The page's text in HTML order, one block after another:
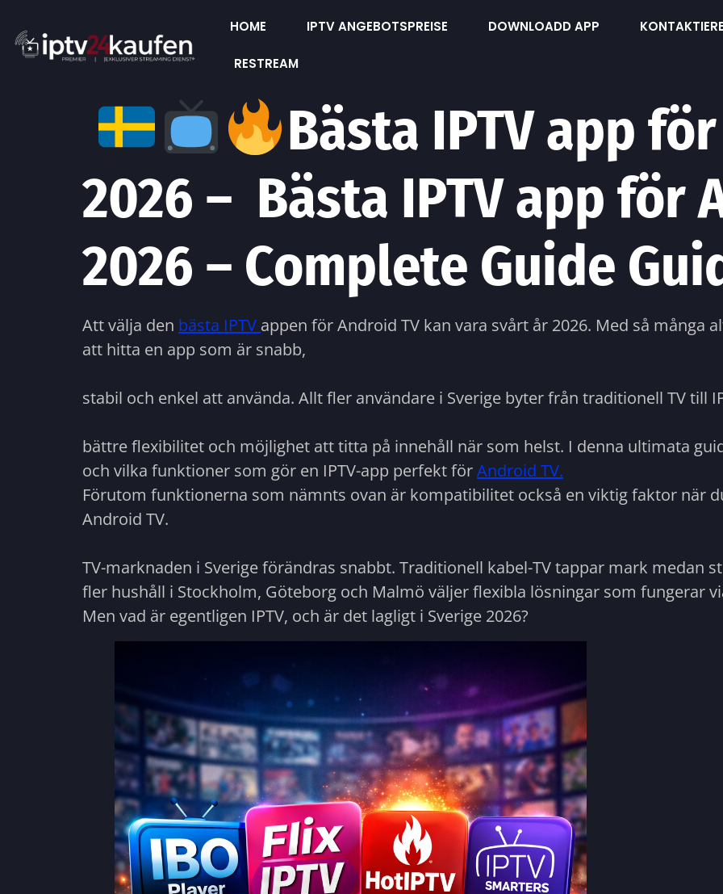
HOME IPTV ANGEBOTSPREISE DOWNLOADD APP
RESTREAM
Bästa IPTV app
2026 – Bästa IPTV app för
2026 – Complete Guide
Att välja den bästa IPTV appen för Android TV kan vara svårt år 2026. Med så många
att hitta en app som är snabb,
stabil och enkel att använda. Allt fler användare i Sverige byter från traditionell TV till
bättre flexibilitet och möjlighet att titta på innehåll när som helst. I denna ultimata
och vilka funktioner som gör en IPTV-app perfekt förAndroid TV.
Förutom funktionerna som nämnts ovan är kompatibilitet också en viktig faktor när
Android TV.
TV-marknaden i Sverige förändras snabbt. Traditionell kabel-TV tappar mark medan
fler hushåll i Stockholm, Göteborg och Malmö väljer flexibla lösningar som fungerar
Men vad är egentligen IPTV, och är det lagligt i Sverige 2026?